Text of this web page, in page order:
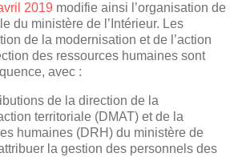
2019 modifie ainsi l’organisation de
du ministère de l’Intérieur. Les
de la modernisation et de l’action
des ressources humaines sont
avec :
de la direction de la
territoriale (DMAT) et de la
humaines (DRH) du ministère de
la gestion des personnels des